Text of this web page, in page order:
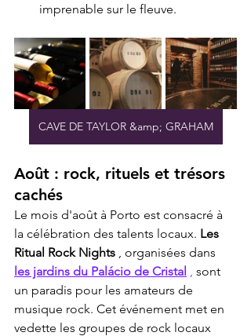
imprenable sur le fleuve.
CAVE DE TAYLOR &amp; GRAHAM
Août : rock, rituels et trésors
cachés
Le mois d'août à Porto est consacré à
la célébration des talents locaux. Les
Ritual Rock Nights , organisées dans
les jardins du Palácio de Cristal , sont
un paradis pour les amateurs de
musique rock. Cet événement met en
vedette les groupes de rock locaux